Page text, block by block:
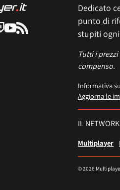
Dedicato
punto di
stupiti
Tutti i
compenso.
Informativa
Aggiorna le
IL NETWORK
Multiplayer
© 2026